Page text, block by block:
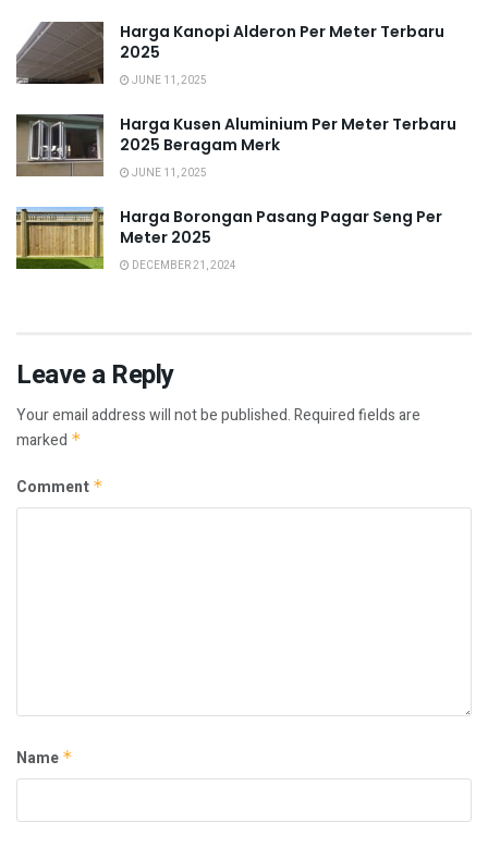
Harga Kanopi Alderon Per Meter Terbaru
2025
JUNE 11, 2025
Harga Kusen Aluminium Per Meter Terbaru
2025 Beragam Merk
JUNE 11, 2025
Harga Borongan Pasang Pagar Seng Per
Meter 2025
DECEMBER 21, 2024
Leave a Reply
Your email address will not be published.Required fields are
marked *
Comment *
Name *